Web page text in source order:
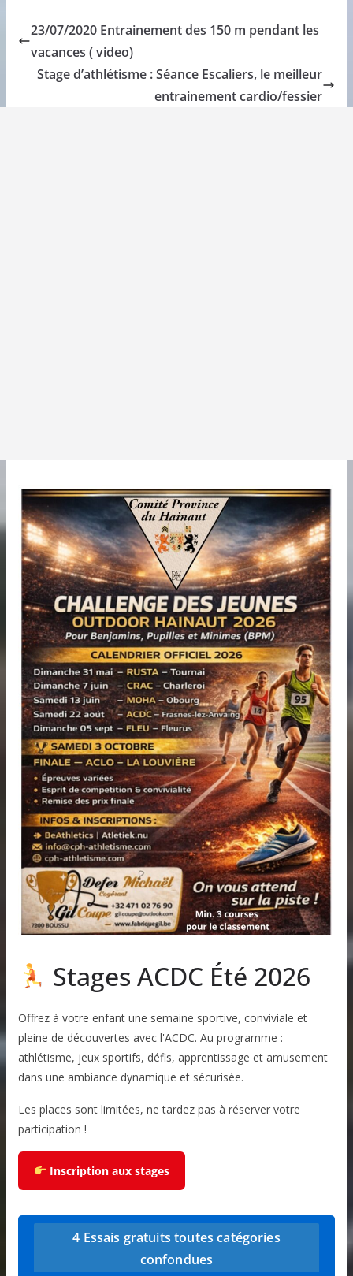
23/07/2020 Entrainement des 150 m pendant les
vacances ( video)
Stage d’athlétisme : Séance Escaliers, le meilleur
entrainement cardio/fessier
Stages ACDC Été 2026
Offrez à votre enfant une semaine sportive, conviviale et
pleine de découvertes avec l'ACDC. Au programme :
athlétisme, jeux sportifs, défis, apprentissage et amusement
dans une ambiance dynamique et sécurisée.
Les places sont limitées, ne tardez pas à réserver votre
participation !
Inscription aux stages
4 Essais gratuits toutes catégories
confondues